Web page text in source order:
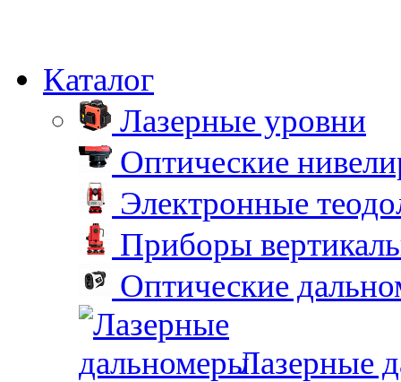
Каталог
Лазерные уровни
Оптические
Электронные
Приборы
Оптические
Лазерные